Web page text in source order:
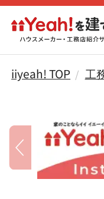
iiyeah! TOP 工